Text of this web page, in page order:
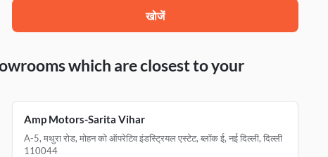
खोजें
which are closest to your
Amp Motors-Sarita Vihar
A-5, मथुरा रोड, मोहन को ऑपरेटिव इंडस्ट्रियल एस्टेट, ब्लॉक ई, नई दिल्ली, दिल्ली
110044